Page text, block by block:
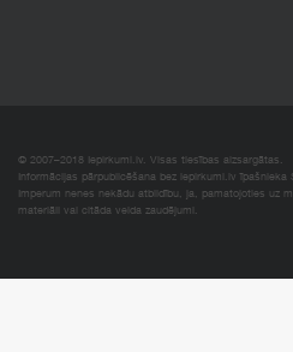
© 2007–2018 Iepirkumi.lv. Visas tiesības aizsargātas.
Informācijas pārpublicēšana bez iepirkumi.lv
Imperum nenes nekādu atbildību, ja, pamatojoties uz
materiāli vai citāda veida zaudējumi.